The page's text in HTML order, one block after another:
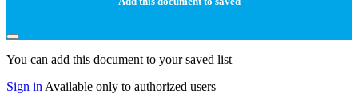
You can add this document to your saved list
Sign in Available only to authorized users